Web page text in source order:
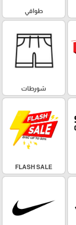
طواقي
شورطات
FLASH SALE